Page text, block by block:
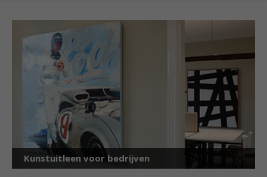
Kunstuitleen voor bedrijven